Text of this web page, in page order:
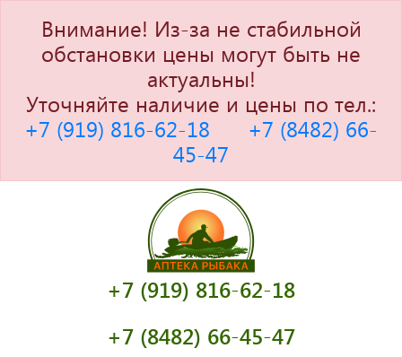
Внимание! Из-за не стабильной
обстановки цены могут быть не
актуальны!
Уточняйте наличие и цены по тел.:
+7 (919) 816-62-18
+7 (8482) 66-
45-47
+7 (919) 816-62-18
+7 (8482) 66-45-47